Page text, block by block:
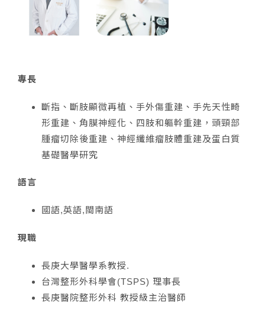
專長
斷指、斷肢顯微再植、手外傷重建、手先天性畸
形重建、角膜神經化、四肢和軀幹重建，頭頸部
腫瘤切除後重建、神經纖維瘤肢體重建及蛋白質
基礎醫學研究
語言
國語,英語,閩南語
現職
長庚大學醫學系教授.
台灣整形外科學會(TSPS) 理事長
長庚醫院整形外科 教授級主治醫師